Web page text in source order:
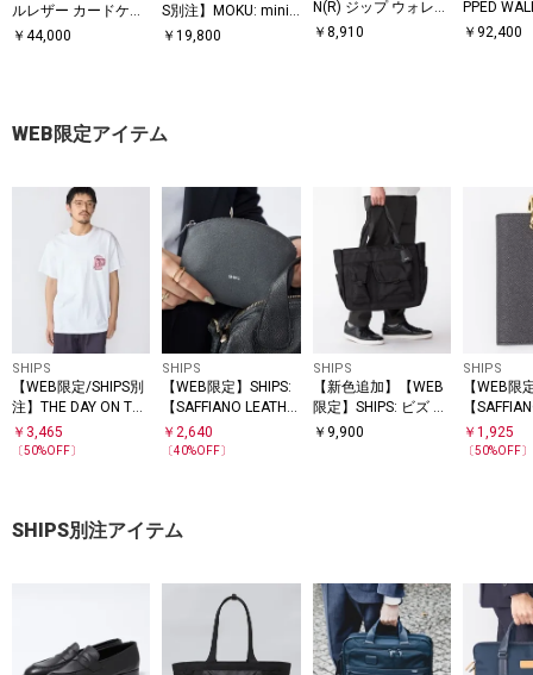
ルレザー カードケー
ス
￥ 44,000
S別注】MOKU: mini
WALLET SAKU ver3
￥19,800
N(R) ジップ ウォレッ
ト◇
￥ 8,910
PPED
ドルレザ
￥ 92,400
WEB限定アイテム
SHIPS
【WEB限定/SHIPS別
注】THE DAY ON THE
BEACH: THATS SURF
LIFE ポケット Tシャ
￥ 3,465
〔50%OFF〕
SHIPS
【WEB限定】SHIPS:
【SAFFIANO LEATHE
R】ラウンド ジップ
ポーチ
￥2,640
〔40%OFF〕
SHIPS
【新色追加】【WEB
限定】SHIPS: ビズ ワ
イド ブリーフ トート
￥ 9,900
SHIPS
【WEB限
【
R】シャ
ン キーケ
￥1,925
〔50%OFF〕
SHIPS別注アイテム